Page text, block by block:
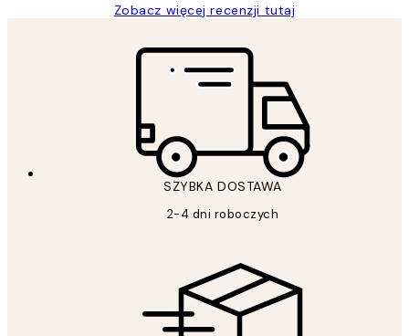
Zobacz więcej recenzji tutaj
SZYBKA DOSTAWA
2-4 dni roboczych